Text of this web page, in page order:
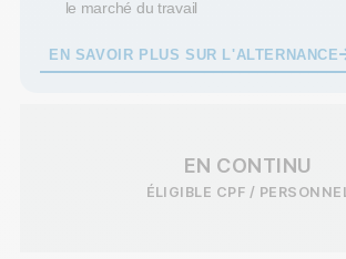
EN CONTINU
ÉLIGIBLE CPF /
le marché du travail
EN SAVOIR PLUS SUR L'ALTERNANCE